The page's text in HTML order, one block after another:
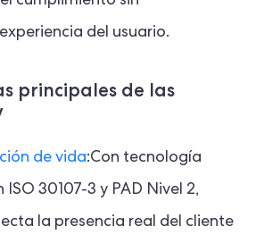
del usuario.
principales de las
de vida:Con tecnología
30107-3 y PAD Nivel 2,
la presencia real del cliente